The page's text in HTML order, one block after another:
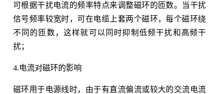
可根据干扰电流的频率特点来调整磁环的匝数。当干扰
信号频率较宽时，可在电缆上套两个磁环，每个磁环绕
不同的匝数，这样就可以同时抑制低频干扰和高频干
扰；
4.电流对磁环的影响
磁环用于电源线时，由于有直流偏流或较大的交流电流